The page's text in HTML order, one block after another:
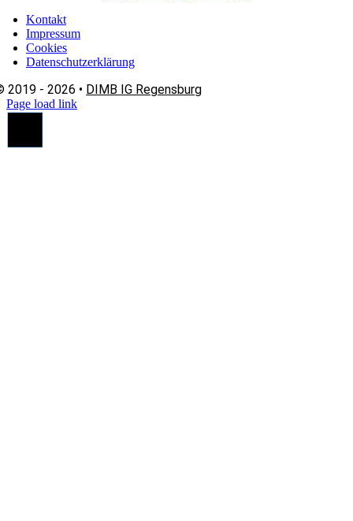
Kontakt
Impressum
Cookies
Datenschutzerklärung
2019 - 2026 • DIMB IG Regensburg
Page load link
Nach